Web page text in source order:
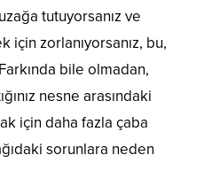
tutuyorsanız ve
için zorlanıyorsanız, bu,
bile olmadan,
nesne arasındaki
için daha fazla çaba
sorunlara neden